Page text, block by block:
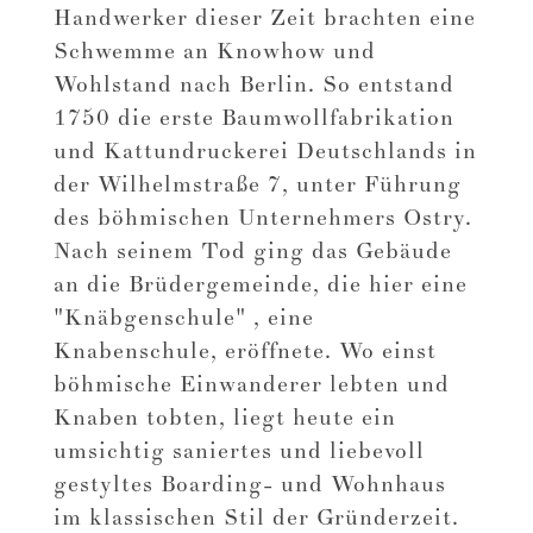
Handwerker dieser Zeit brachten eine
Schwemme an Knowhow und
Wohlstand nach Berlin. So entstand
1750 die erste Baumwollfabrikation
und Kattundruckerei Deutschlands in
der Wilhelmstraße 7, unter Führung
des böhmischen Unternehmers Ostry.
Nach seinem Tod ging das Gebäude
an die Brüdergemeinde, die hier eine
"Knäbgenschule" , eine
Knabenschule, eröffnete. Wo einst
böhmische Einwanderer lebten und
Knaben tobten, liegt heute ein
umsichtig saniertes und liebevoll
gestyltes Boarding- und Wohnhaus
im klassischen Stil der Gründerzeit.